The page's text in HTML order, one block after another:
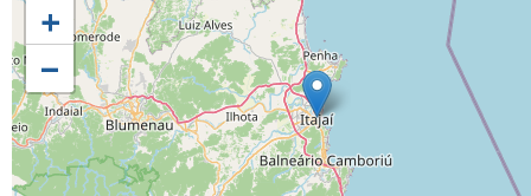
+
−